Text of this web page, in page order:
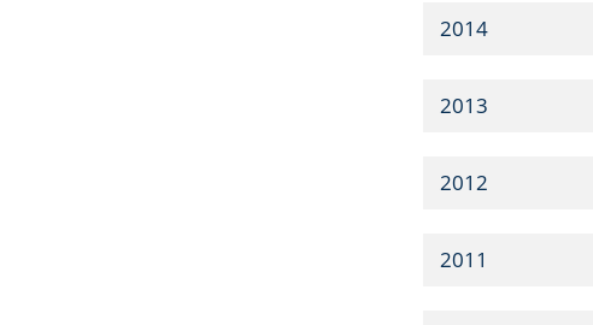
2014
2013
2012
2011